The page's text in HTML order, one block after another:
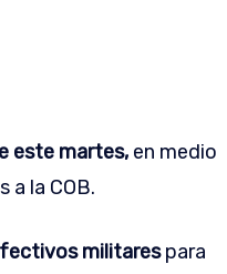
este martes, en medio
a la COB.
militarespara